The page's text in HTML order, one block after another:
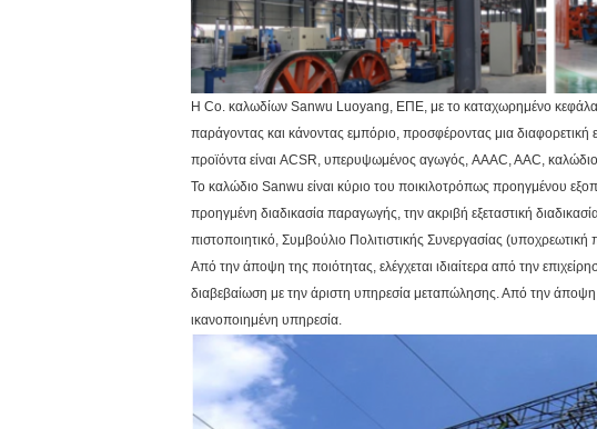
Η Co. καλωδίων Sanwu Luoyang, ΕΠΕ, με το καταχωρημένο
παράγοντας και κάνοντας εμπόριο, προσφέροντας μια
προϊόντα είναι ACSR, υπερυψωμένος αγωγός, AAAC, AAC,
Το καλώδιο Sanwu είναι κύριο του ποικιλοτρόπως προηγμένου
προηγμένη διαδικασία παραγωγής, την ακριβή εξεταστική
πιστοποιητικό, Συμβούλιο Πολιτιστικής Συνεργασίας
Από την άποψη της ποιότητας, ελέγχεται ιδιαίτερα από την
διαβεβαίωση με την άριστη υπηρεσία μεταπώλησης. Από την άποψη
ικανοποιημένη υπηρεσία.